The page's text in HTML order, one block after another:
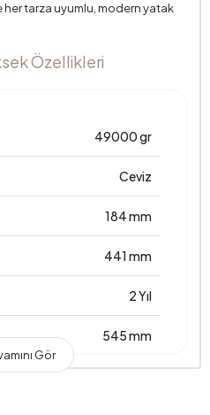
tarza uyumlu, modern yatak
Özellikleri
49000 gr
Ceviz
184 mm
441 mm
2 Yıl
545 mm
Gör